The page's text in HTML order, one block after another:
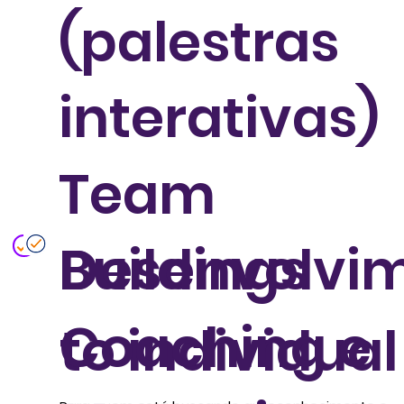
to individual
Coaching e
(palestras
interativas)
Team
Buildings